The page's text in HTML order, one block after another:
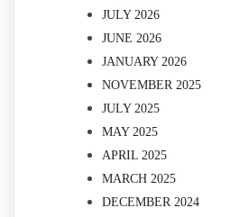
JULY 2026
JUNE 2026
JANUARY 2026
NOVEMBER 2025
JULY 2025
MAY 2025
APRIL 2025
MARCH 2025
DECEMBER 2024